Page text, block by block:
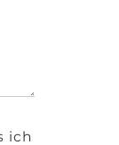
ich